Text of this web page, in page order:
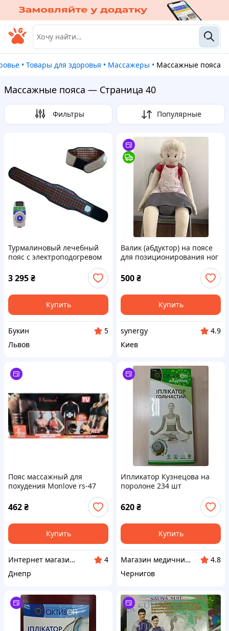
• Товары для здоровья • Массажеры • Массажные пояса
Массажные пояса — Страница 40
Фильтры Популярные
Турмалиновый лечебный
пояс с электроподогревом
до 70 градусов и пультом,
для поясницы и спины. Под
заказ.
3 295₴
Купить
Букин
5
Львов
Валик (абдуктор) на поясе
для позиционирования ног
Лежебока,Украина
500₴
Купить
synergy
4.9
Киев
Пояс массажный для
похудения Monlove rs-47
скидки)
462₴
Купить
Интернет магазин «БЕЗ НАКРУТОК»
4
Днепр
Ипликатор Кузнецова на
поролоне 234 шт
620₴
Купить
Магазин медичних товарів "МАКСМЕД"
4.8
Чернигов